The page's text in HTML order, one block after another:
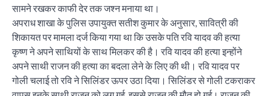
सामने रखकर काफी देर तक जश्न मनाया था।
अपराध शाखा के पुलिस उपायुक्त सतीश कुमार के अनुसार, सावित्री की
शिकायत पर मामला दर्ज किया गया था कि उसके पति रवि यादव की हत्या
कृष्ण ने अपने साथियों के साथ मिलकर की है। रवि यादव की हत्या इन्होंने
अपने साथी राजन की हत्या का बदला लेने के लिए की थी। रवि यादव पर
गोली चलाई तो रवि ने सिलिंडर ऊपर उठा दिया। सिलिंडर से गोली टकराकर